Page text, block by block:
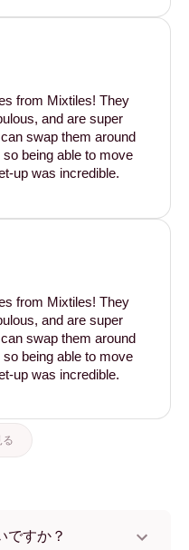
from Mixtiles! They
and are super
swap them around
being able to move
up was incredible.
from Mixtiles! They
and are super
swap them around
being able to move
up was incredible.
る
ですか？